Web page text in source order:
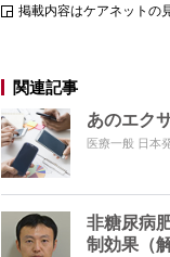
掲載内容はケアネットの
関連記事
あのエク
医療一般 日本
非糖尿病
制効果（